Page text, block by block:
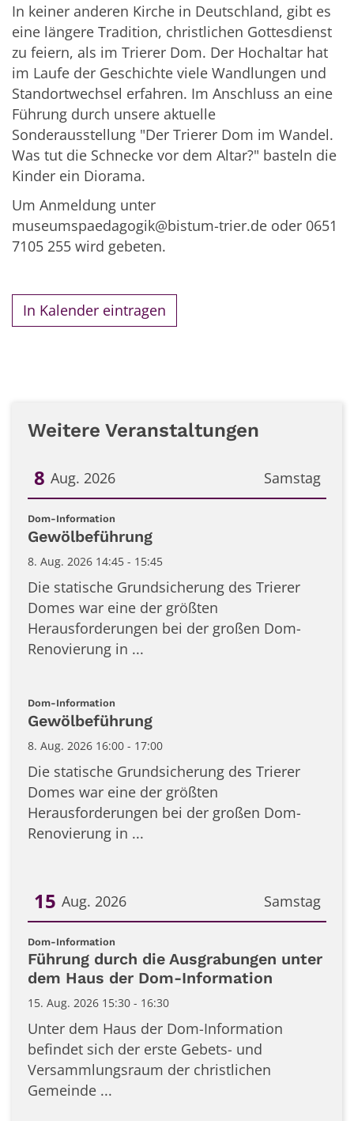
In keiner anderen Kirche in Deutschland, gibt es
eine längere Tradition, christlichen Gottesdienst
zu feiern, als im Trierer Dom. Der Hochaltar hat
im Laufe der Geschichte viele Wandlungen und
Standortwechsel erfahren. Im Anschluss an eine
Führung durch unsere aktuelle
Sonderausstellung "Der Trierer Dom im Wandel.
Was tut die Schnecke vor dem Altar?" basteln die
Kinder ein Diorama.
Um Anmeldung unter
museumspaedagogik@bistum-trier.de oder 0651
7105 255 wird gebeten.
In Kalender eintragen
Weitere Veranstaltungen
Samstag
8 Aug. 2026
Datum: 8. August 2026
Dom-Information
Gewölbeführung
8. Aug. 2026 14:45 - 15:45
Die statische Grundsicherung des Trierer
Domes war eine der größten
Herausforderungen bei der großen Dom-
Renovierung in ...
Dom-Information
Gewölbeführung
8. Aug. 2026 16:00 - 17:00
Die statische Grundsicherung des Trierer
Domes war eine der größten
Herausforderungen bei der großen Dom-
Renovierung in ...
Samstag
15 Aug. 2026
Datum: 15. August 2026
Dom-Information
Führung durch die Ausgrabungen unter
dem Haus der Dom-Information
15. Aug. 2026 15:30 - 16:30
Unter dem Haus der Dom-Information
befindet sich der erste Gebets- und
Versammlungsraum der christlichen
Gemeinde ...